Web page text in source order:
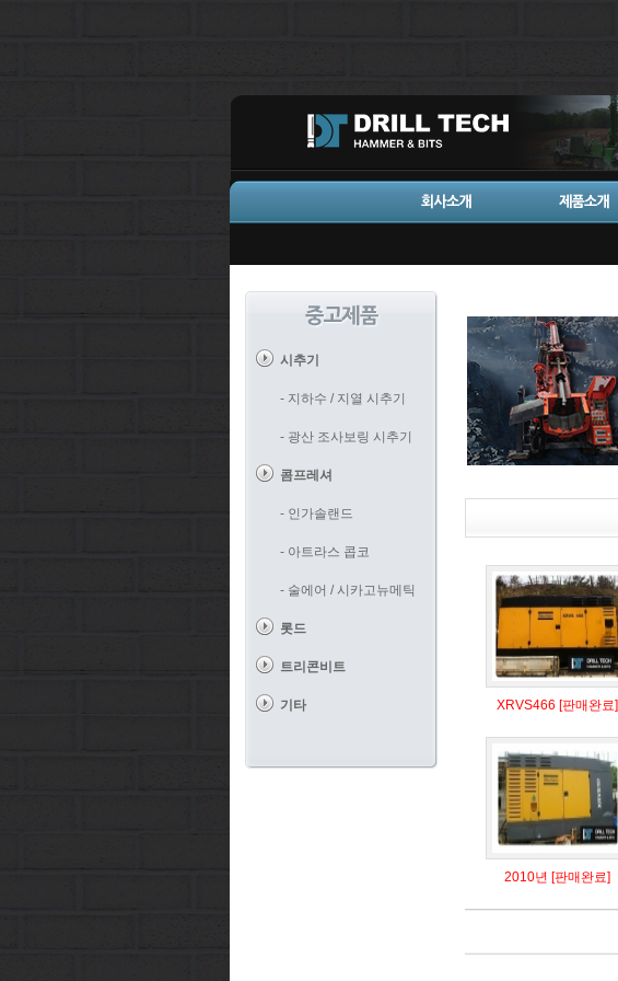
시추기
- 지하수 / 지열 시추기
- 광산 조사보링 시추기
콤프레셔
- 인가솔랜드
- 아트라스 콥코
- 술에어 / 시카고뉴메틱
롯드
트리콘비트
기타 XRVS466 [판매완료]
2010년 [판매완료]